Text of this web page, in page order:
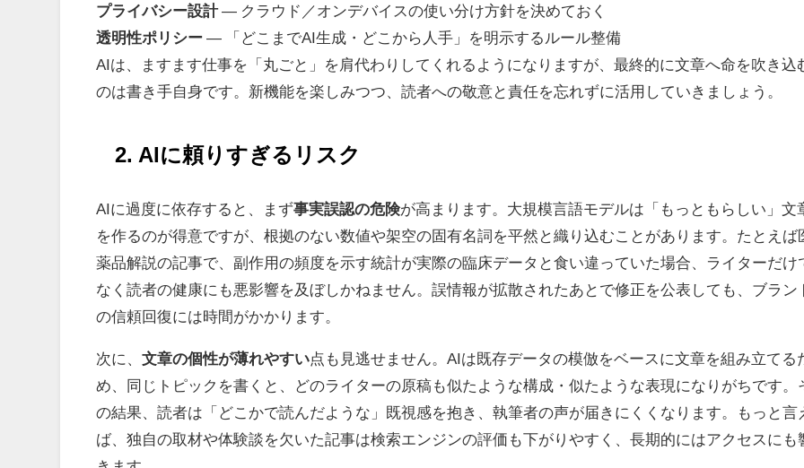
プライバシー設計― クラウド／オンデバイスの使い分け方針を決めておく
透明性ポリシー ― 「どこまでAI生成・どこから人手」を明示するルール整備
AIは、ますます仕事を「丸ごと」を肩代わりしてくれるようになりますが、最終的に文章へ命を吹き込
のは書き手自身です。新機能を楽しみつつ、読者への敬意と責任を忘れずに活用していきましょう。
2. AIに頼りすぎるリスク
AIに過度に依存すると、まず事実誤認の危険が高まります。大規模言語モデルは「もっともらしい」文
を作るのが得意ですが、根拠のない数値や架空の固有名詞を平然と織り込むことがあります。たとえば
薬品解説の記事で、副作用の頻度を示す統計が実際の臨床データと食い違っていた場合、ライターだけ
なく読者の健康にも悪影響を及ぼしかねません。誤情報が拡散されたあとで修正を公表しても、ブラン
の信頼回復には時間がかかります。
次に、文章の個性が薄れやすい点も見逃せません。AIは既存データの模倣をベースに文章を組み立てる
め、同じトピックを書くと、どのライターの原稿も似たような構成・似たような表現になりがちです。
の結果、読者は「どこかで読んだような」既視感を抱き、執筆者の声が届きにくくなります。もっと言
ば、独自の取材や体験談を欠いた記事は検索エンジンの評価も下がりやすく、長期的にはアクセスにも